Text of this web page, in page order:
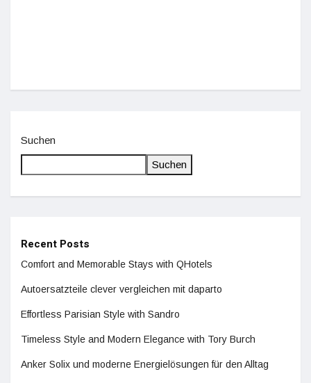
Suchen
Suchen
Recent Posts
Comfort and Memorable Stays with QHotels
Autoersatzteile clever vergleichen mit daparto
Effortless Parisian Style with Sandro
Timeless Style and Modern Elegance with Tory Burch
Anker Solix und moderne Energielösungen für den Alltag